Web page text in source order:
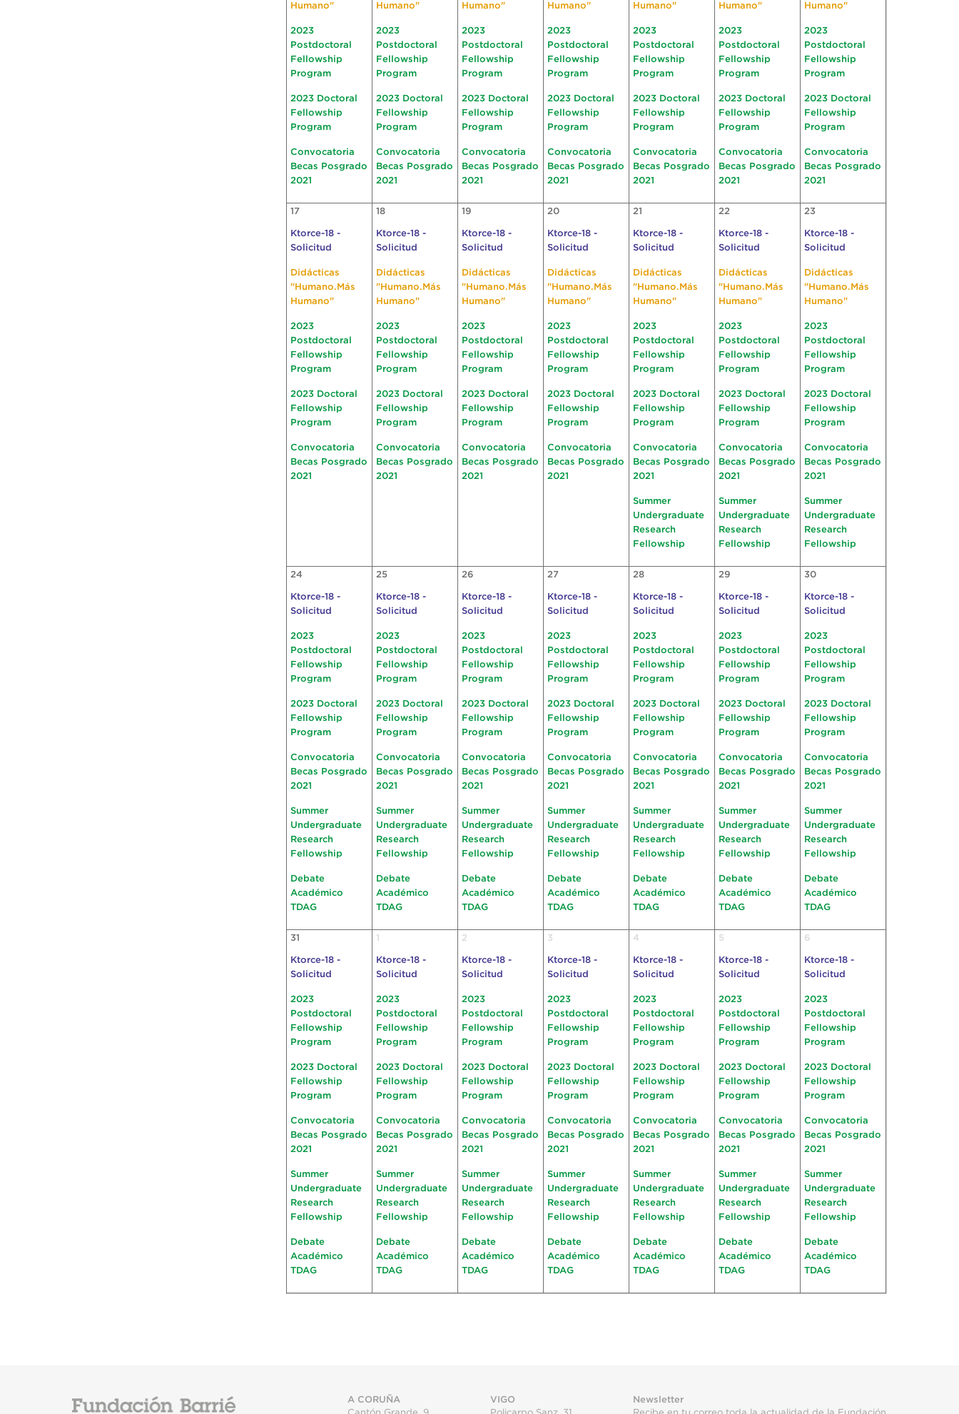
Humano"
2023
Postdoctoral
Fellowship
Program
2023 Doctoral
Fellowship
Program
Convocatoria
Becas Posgrado
2021
Humano"
2023
Postdoctoral
Fellowship
Program
2023 Doctoral
Fellowship
Program
Convocatoria
Becas Posgrado
2021
Humano"
2023
Postdoctoral
Fellowship
Program
2023 Doctoral
Fellowship
Program
Convocatoria
Becas Posgrado
2021
Humano"
2023
Postdoctoral
Fellowship
Program
2023 Doctoral
Fellowship
Program
Convocatoria
Becas Posgrado
2021
Humano"
2023
Postdoctoral
Fellowship
Program
2023 Doctoral
Fellowship
Program
Convocatoria
Becas Posgrado
2021
Humano"
2023
Postdoctoral
Fellowship
Program
2023 Doctoral
Fellowship
Program
Convocatoria
Becas Posgrado
2021
Humano"
2023
Postdoctoral
Fellowship
Program
2023 Doctoral
Fellowship
Program
Convocatoria
Becas Posgrado
2021
17
Ktorce-18 -
Solicitud
Didácticas
"Humano.Más
Humano"
2023
Postdoctoral
Fellowship
Program
2023 Doctoral
Fellowship
Program
Convocatoria
Becas Posgrado
2021
18
Ktorce-18 -
Solicitud
Didácticas
"Humano.Más
Humano"
2023
Postdoctoral
Fellowship
Program
2023 Doctoral
Fellowship
Program
Convocatoria
Becas Posgrado
2021
19
Ktorce-18 -
Solicitud
Didácticas
"Humano.Más
Humano"
2023
Postdoctoral
Fellowship
Program
2023 Doctoral
Fellowship
Program
Convocatoria
Becas Posgrado
2021
20
Ktorce-18 -
Solicitud
Didácticas
"Humano.Más
Humano"
2023
Postdoctoral
Fellowship
Program
2023 Doctoral
Fellowship
Program
Convocatoria
Becas Posgrado
2021
21
Ktorce-18 -
Solicitud
Didácticas
"Humano.Más
Humano"
2023
Postdoctoral
Fellowship
Program
2023 Doctoral
Fellowship
Program
Convocatoria
Becas Posgrado
2021
Summer
Undergraduate
Research
Fellowship
22
Ktorce-18 -
Solicitud
Didácticas
"Humano.Más
Humano"
2023
Postdoctoral
Fellowship
Program
2023 Doctoral
Fellowship
Program
Convocatoria
Becas Posgrado
2021
Summer
Undergraduate
Research
Fellowship
23
Ktorce-18 -
Solicitud
Didácticas
"Humano.Más
Humano"
2023
Postdoctoral
Fellowship
Program
2023 Doctoral
Fellowship
Program
Convocatoria
Becas Posgrado
2021
Summer
Undergraduate
Research
Fellowship
24
Ktorce-18 -
Solicitud
2023
Postdoctoral
Fellowship
Program
2023 Doctoral
Fellowship
Program
Convocatoria
Becas Posgrado
2021
Summer
Undergraduate
Research
Fellowship
Debate
Académico
TDAG
25
Ktorce-18 -
Solicitud
2023
Postdoctoral
Fellowship
Program
2023 Doctoral
Fellowship
Program
Convocatoria
Becas Posgrado
2021
Summer
Undergraduate
Research
Fellowship
Debate
Académico
TDAG
26
Ktorce-18 -
Solicitud
2023
Postdoctoral
Fellowship
Program
2023 Doctoral
Fellowship
Program
Convocatoria
Becas Posgrado
2021
Summer
Undergraduate
Research
Fellowship
Debate
Académico
TDAG
27
Ktorce-18 -
Solicitud
2023
Postdoctoral
Fellowship
Program
2023 Doctoral
Fellowship
Program
Convocatoria
Becas Posgrado
2021
Summer
Undergraduate
Research
Fellowship
Debate
Académico
TDAG
28
Ktorce-18 -
Solicitud
2023
Postdoctoral
Fellowship
Program
2023 Doctoral
Fellowship
Program
Convocatoria
Becas Posgrado
2021
Summer
Undergraduate
Research
Fellowship
Debate
Académico
TDAG
29
Ktorce-18 -
Solicitud
2023
Postdoctoral
Fellowship
Program
2023 Doctoral
Fellowship
Program
Convocatoria
Becas Posgrado
2021
Summer
Undergraduate
Research
Fellowship
Debate
Académico
TDAG
30
Ktorce-18 -
Solicitud
2023
Postdoctoral
Fellowship
Program
2023 Doctoral
Fellowship
Program
Convocatoria
Becas Posgrado
2021
Summer
Undergraduate
Research
Fellowship
Debate
Académico
TDAG
31
Ktorce-18 -
Solicitud
2023
Postdoctoral
Fellowship
Program
2023 Doctoral
Fellowship
Program
Convocatoria
Becas Posgrado
2021
Summer
Undergraduate
Research
Fellowship
Debate
Académico
TDAG
1
Ktorce-18 -
Solicitud
2023
Postdoctoral
Fellowship
Program
2023 Doctoral
Fellowship
Program
Convocatoria
Becas Posgrado
2021
Summer
Undergraduate
Research
Fellowship
Debate
Académico
TDAG
2
Ktorce-18 -
Solicitud
2023
Postdoctoral
Fellowship
Program
2023 Doctoral
Fellowship
Program
Convocatoria
Becas Posgrado
2021
Summer
Undergraduate
Research
Fellowship
Debate
Académico
TDAG
3
Ktorce-18 -
Solicitud
2023
Postdoctoral
Fellowship
Program
2023 Doctoral
Fellowship
Program
Convocatoria
Becas Posgrado
2021
Summer
Undergraduate
Research
Fellowship
Debate
Académico
TDAG
4
Ktorce-18 -
Solicitud
2023
Postdoctoral
Fellowship
Program
2023 Doctoral
Fellowship
Program
Convocatoria
Becas Posgrado
2021
Summer
Undergraduate
Research
Fellowship
Debate
Académico
TDAG
5
Ktorce-18 -
Solicitud
2023
Postdoctoral
Fellowship
Program
2023 Doctoral
Fellowship
Program
Convocatoria
Becas Posgrado
2021
Summer
Undergraduate
Research
Fellowship
Debate
Académico
TDAG
6
Ktorce-18 -
Solicitud
2023
Postdoctoral
Fellowship
Program
2023 Doctoral
Fellowship
Program
Convocatoria
Becas Posgrado
2021
Summer
Undergraduate
Research
Fellowship
Debate
Académico
TDAG
A CORUÑA
VIGO
Newsletter